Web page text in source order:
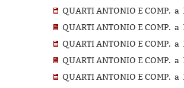
QUARTI ANTONIO E COMP. a
QUARTI ANTONIO E COMP. a
QUARTI ANTONIO E COMP. a
QUARTI ANTONIO E COMP. a
QUARTI ANTONIO E COMP. a